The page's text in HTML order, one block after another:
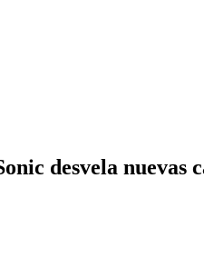
desvela nuevas